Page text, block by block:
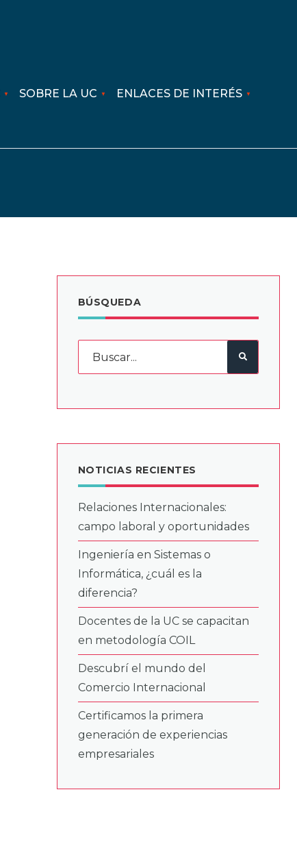
SOBRE LA UC ENLACES DE INTERÉS
BÚSQUEDA
NOTICIAS RECIENTES
Relaciones Internacionales:
campo laboral y oportunidades
Ingeniería en Sistemas o
Informática, ¿cuál es la
diferencia?
Docentes de la UC se capacitan
en metodología COIL
Descubrí el mundo del
Comercio Internacional
Certificamos la primera
generación de experiencias
empresariales